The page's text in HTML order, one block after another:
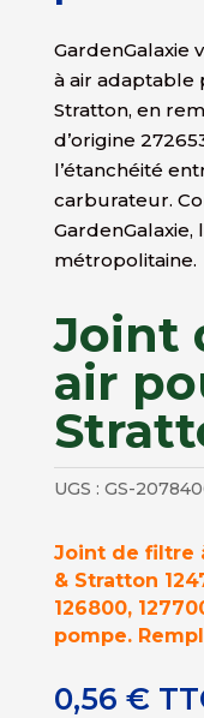
GardenGalaxie
à air adaptable
Stratton, en
d’origine
l’étanchéité
carburateur.
GardenGalaxie,
métropolitaine.
Joint
air
UGS : GS-
Joint de filtre
& Stratton
126800,
pompe.
0,56 €